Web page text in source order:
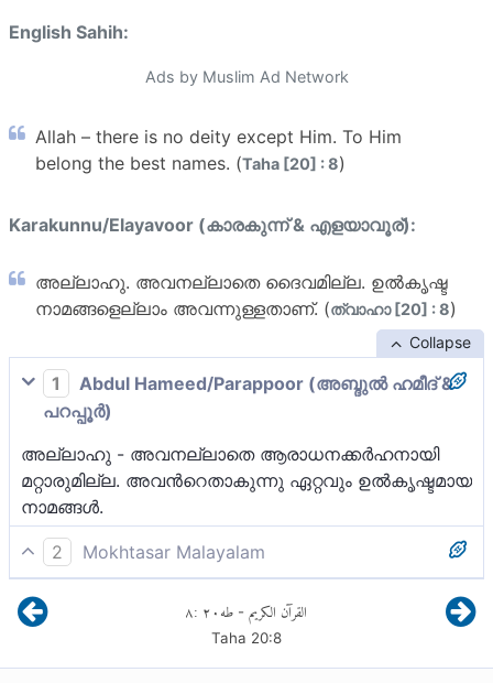
English Sahih:
Ads by Muslim Ad Network
Allah – there is no deity except Him. To Him
belong the best names. (Taha [20] : 8)
Karakunnu/Elayavoor (കാരകുന്ന് & എളയാവൂര്):
അല്ലാഹു. അവനല്ലാതെ ദൈവമില്ല. ഉല്‍കൃഷ്ട
നാമങ്ങളെല്ലാം അവന്നുള്ളതാണ്. (ത്വാഹാ [20] : 8)
Collapse
1
Abdul Hameed/Parappoor (അബ്ദുല്‍ ഹമീദ് &
പറപ്പൂര്‍)
അല്ലാഹു - അവനല്ലാതെ ആരാധനക്കർഹനായി
മറ്റാരുമില്ല. അവന്‍റെതാകുന്നു ഏറ്റവും ഉല്‍കൃഷ്ടമായ
നാമങ്ങള്‍.
2
Mokhtasar Malayalam
അല്ലാഹു; അവനല്ലാതെ ആരാധനക്കർഹനായി
മറ്റാരും തന്നെയില്ല. അവന് മാത്രമാകുന്നു എല്ലാ
ഉൽകൃഷ്ടതകളിലും അങ്ങേയറ്റം പരിപൂർണ്ണതയെത്തിയ
നാമങ്ങൾ ഉള്ളത്.
القرآن الكريم - طه٢٠:٨
Taha 20:8